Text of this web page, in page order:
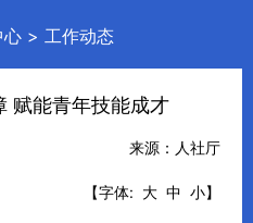
心 > 工作动态
赋能青年技能成才
来源：人社厅
【字体: 大 中 小】